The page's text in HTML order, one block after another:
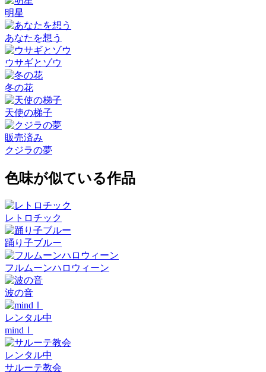
明星
あなたを想う
ウサギとゾウ
冬の花
天使の梯子
販売済み
クジラの夢
色味が似ている作品
レトロチック
踊り子ブルー
フルムーンハロウィーン
波の音
レンタル中
mindⅠ
レンタル中
サルーテ教会